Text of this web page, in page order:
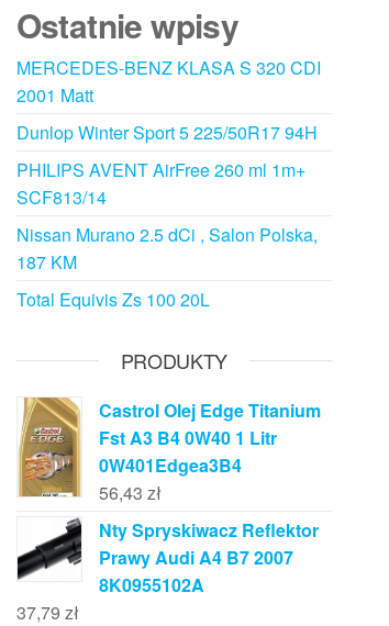
Ostatnie wpisy
MERCEDES-BENZ KLASA S 320 CDI
2001 Matt
Dunlop Winter Sport 5 225/50R17 94H
PHILIPS AVENT AirFree 260 ml 1m+
SCF813/14
Nissan Murano 2.5 dCi , Salon Polska,
187 KM
Total Equivis Zs 100 20L
PRODUKTY
Castrol Olej Edge Titanium
Fst A3 B4 0W40 1 Litr
0W401Edgea3B4
56,43 zł
Nty Spryskiwacz Reflektor
Prawy Audi A4 B7 2007
8K0955102A
37,79 zł